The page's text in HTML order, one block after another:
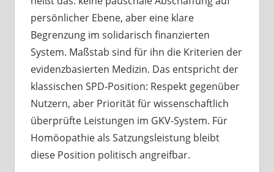
persönlicher Ebene, aber eine klare
Begrenzung im solidarisch finanzierten
System. Maßstab sind für ihn die Kriterien der
evidenzbasierten Medizin. Das entspricht der
klassischen SPD-Position: Respekt gegenüber
Nutzern, aber Priorität für wissenschaftlich
überprüfte Leistungen im GKV-System. Für
Homöopathie als Satzungsleistung bleibt
diese Position politisch angreifbar.